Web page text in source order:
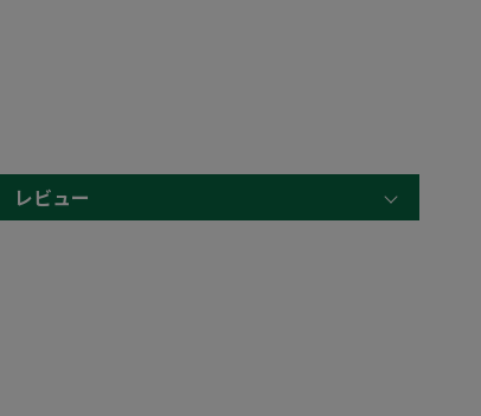
レビュー